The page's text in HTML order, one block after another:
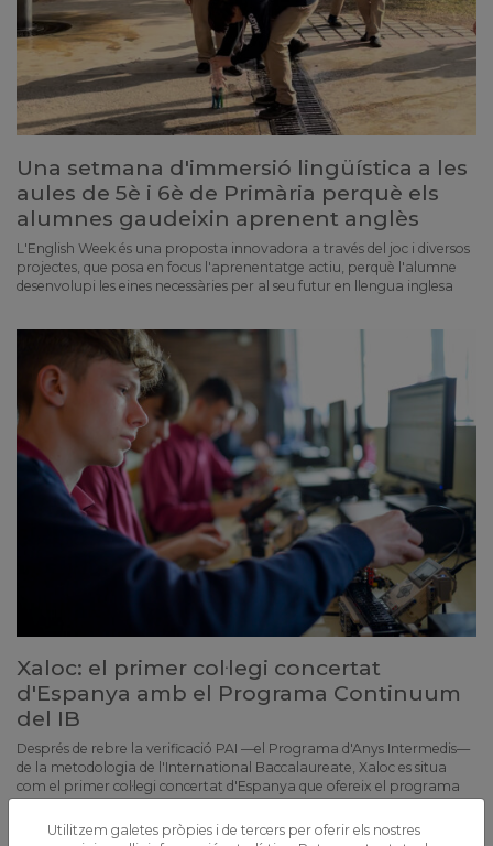
Una setmana d'immersió lingüística a les
aules de 5è i 6è de Primària perquè els
alumnes gaudeixin aprenent anglès
L'English Week és una proposta innovadora a través del joc i diversos
projectes, que posa en focus l'aprenentatge actiu, perquè l'alumne
desenvolupi les eines necessàries per al seu futur en llengua inglesa
Xaloc: el primer col·legi concertat
d'Espanya amb el Programa Continuum
del IB
Després de rebre la verificació PAI —el Programa d'Anys Intermedis—
de la metodologia de l'International Baccalaureate, Xaloc es situa
com el primer col·legi concertat d'Espanya que ofereix el programa
Utilitzem galetes pròpies i de tercers per oferir els nostres